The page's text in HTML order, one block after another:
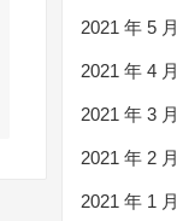
2021 年 5 月
2021 年 4 月
2021 年 3 月
2021 年 2 月
2021 年 1 月